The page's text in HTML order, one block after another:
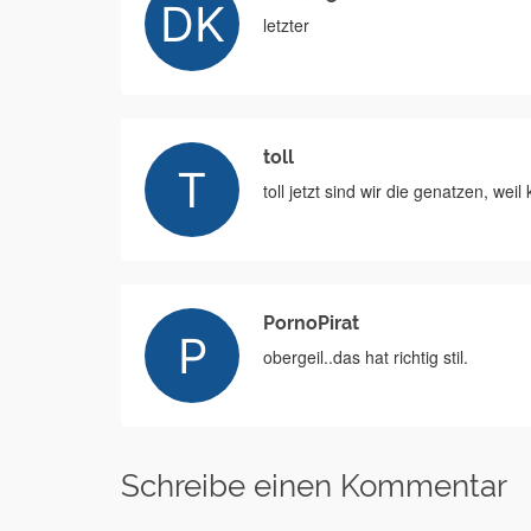
letzter
toll
toll jetzt sind wir die genatzen,
PornoPirat
obergeil..das hat richtig stil.
Schreibe einen Kommentar